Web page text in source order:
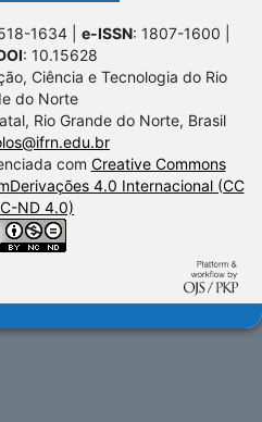
1634 | e-ISSN: 1807-1600 |
: 10.15628
Ciência e Tecnologia do Rio
do Norte
Rio Grande do Norte, Brasil
com Creative Commons
4.0 Internacional (CC
ND 4.0)